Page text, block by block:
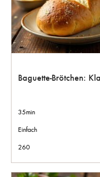
Baguette-Brötchen:
35min
Einfach
260